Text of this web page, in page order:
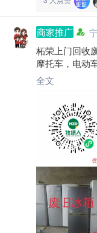
商家推广
柘荣上门回收
摩托车，电动
电，各种废旧
上门回收方便
全文